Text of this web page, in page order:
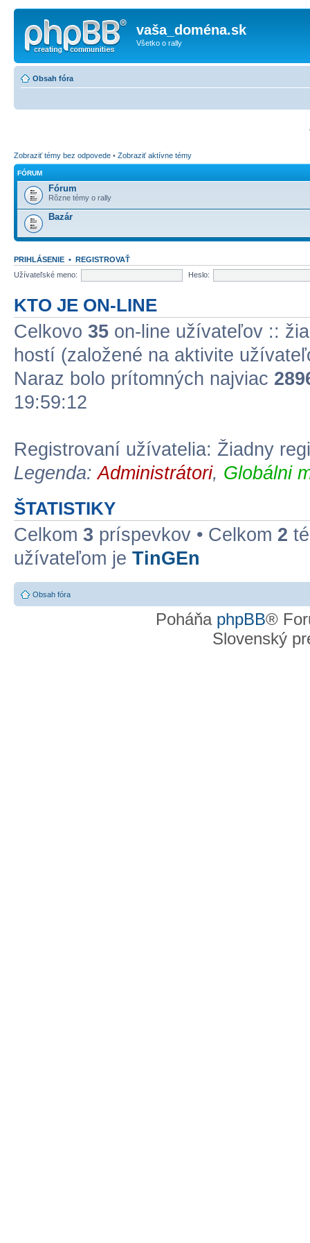
vaša_doména.sk
Všetko o rally
Obsah fóra
Zobraziť témy bez odpovede • Zobraziť aktívne témy
FÓRUM
Fórum
Rôzne témy o rally
Bazár
PRIHLÁSENIE • REGISTROVAŤ
Užívateľské meno:
Heslo:
KTO JE ON-LINE
Celkovo 35 on-line užívateľov ::
hostí (založené na aktivite
Naraz bolo prítomných najviac
19:59:12
Registrovaní užívatelia: Žiadny
Legenda:Administrátori, Globálni
ŠTATISTIKY
Celkom 3 príspevkov • Celkom 2
užívateľom je TinGEn
Obsah fóra
Poháňa phpBB®
Slovenský